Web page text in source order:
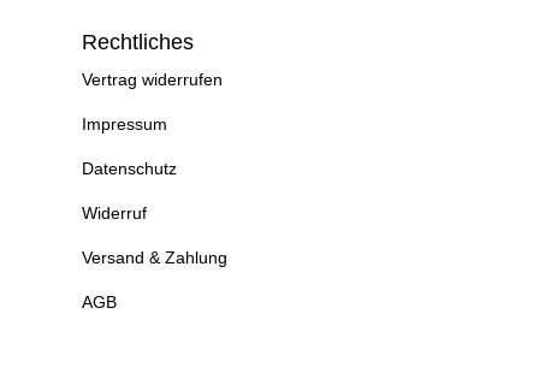
Rechtliches
Vertrag widerrufen
Impressum
Datenschutz
Widerruf
Versand & Zahlung
AGB